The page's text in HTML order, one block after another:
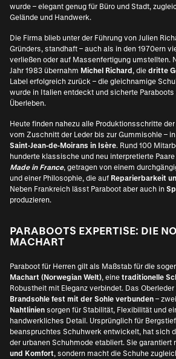
wurde – elegant genug für Büro und Stadt,
Gelände und Handwerk.
Die Firma blieb unter der Führung von Julien
Gründers, standhaft – auch als in den 1970ern
verließen oder auf Massenfertigung umstellten.
Jahr 1983 übernahm Michel Richard, die dritte
Label erfolgreich zurück – die gleichnamige
wurde in Italien entdeckt und sicherte
Überleben.
Heute finden nahezu alle Produktionsschritte
vom Zuschnitt der Leder bis zur Gummisohle –
Saint‑Jean‑de‑Moirans in Isère. Rund 100
hunderte klassische und neu interpretierte
Made in France, getragen von einem
und einer Philosophie, die auf Reparierbarkeit
Neben Frankreich lässt Paraboot aber auch in
produzieren.
PARABOOTS EXPERTISE: DIE
MACHART
Paraboot für Herren gilt als Maßstab für die
Machart (Norwegian Welt), eine traditionelle
Robustheit mit Eleganz verbindet. Das
Brandsohle fest mit der Sohle verbunden –
Nahtlinien sorgen für Stabilität, Flexibilität und
handwerkliches Detail. Ursprünglich für
beanspruchtes Schuhwerk entwickelt, hat sich
der urbanen Schuhmode etabliert. Sie garantiert
und Komfort, sondern macht die Schuhe